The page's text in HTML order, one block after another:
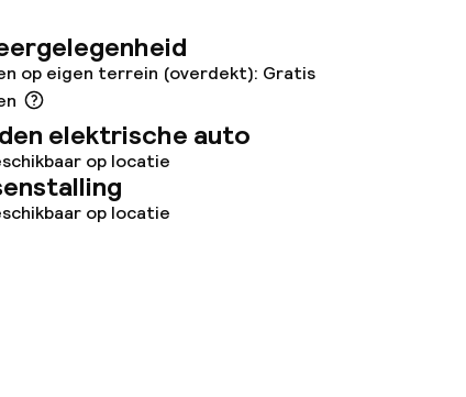
op eigen terrein (overdekt): Gratis
elektrische auto
op locatie
op locatie